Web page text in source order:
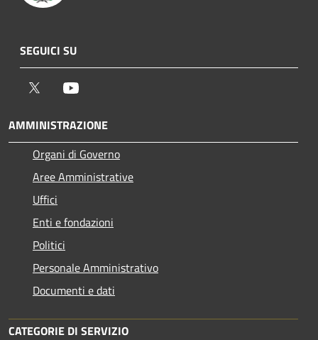
SEGUICI SU
Twitter
AMMINISTRAZIONE
Organi di Governo
Aree Amministrative
Uffici
Enti e fondazioni
Politici
Personale Amministrativo
Documenti e dati
CATEGORIE DI SERVIZIO